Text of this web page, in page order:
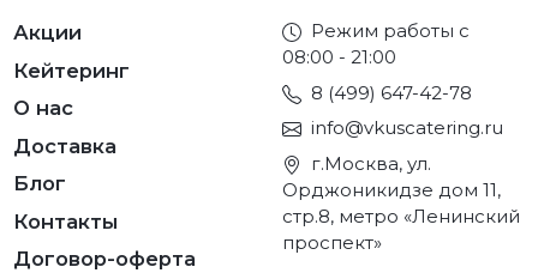
Акции
Кейтеринг
О нас
Доставка
Блог
Контакты
Договор-оферта
Режим работы с
08:00 - 21:00
8 (499) 647-42-78
info@vkuscatering.ru
г.Москва, ул.
Орджоникидзе дом 11,
стр.8, метро «Ленинский
проспект»